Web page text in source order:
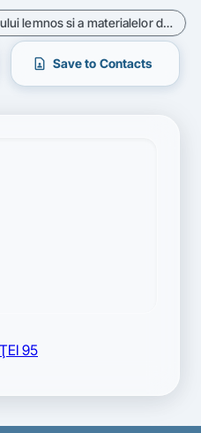
Comerţ cu ridicata al materialului lemnos si a materialelor de construcţie si echipamentelor sanitare - Cod CAEN 4673
contact_page Save to Contacts
95